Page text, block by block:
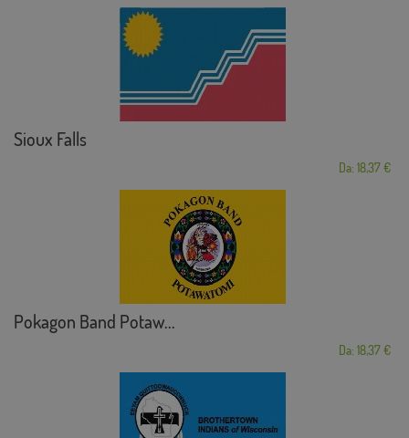
Sioux Falls
Da: 18,37 €
Pokagon Band Potaw...
Da: 18,37 €